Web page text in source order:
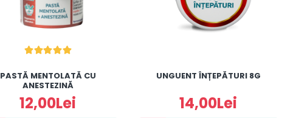
PASTĂ MENTOLATĂ CU
ANESTEZINĂ
12,00Lei
UNGUENT ÎNȚEPĂTURI 8G
14,00Lei